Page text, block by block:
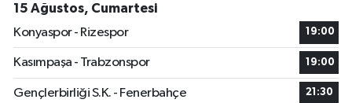
15 Ağustos, Cumartesi
Konyaspor - Rizespor
19:00
Kasımpaşa - Trabzonspor 19:00
Gençlerbirliği S.K. - Fenerbahçe 21:30